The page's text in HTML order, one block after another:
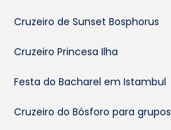
Cruzeiro de Sunset Bosphorus
Cruzeiro Princesa Ilha
Festa do Bacharel em Istambul
Cruzeiro do Bósforo para grupos